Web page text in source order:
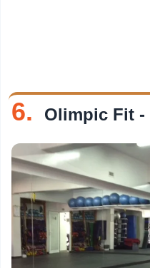
6. Olimpic Fit -